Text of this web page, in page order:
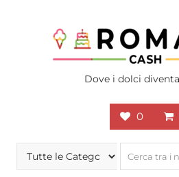
Dove i dolci
0